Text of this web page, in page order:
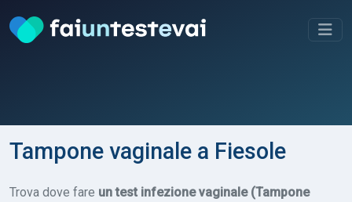
Tampone vaginale a Fiesole
Trova dove fare un test infezione vaginale (Tampone